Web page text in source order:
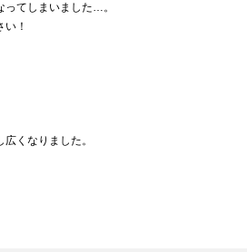
ってしまいました…。
！
くなりました。